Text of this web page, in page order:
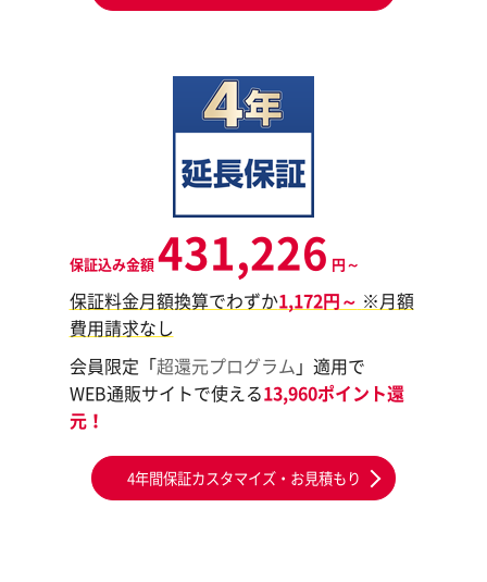
保証込み金額431,226 円～
保証料金月額換算でわずか1,172円～ ※月額
費用請求なし
会員限定「超還元プログラム 」適用で
WEB通販サイトで使える13,960ポイント還
元！
4年間保証カスタマイズ・お見積もり